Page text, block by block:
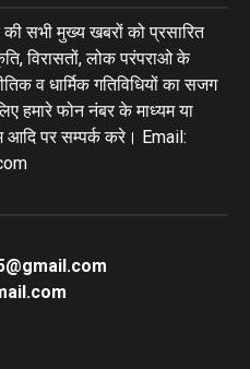
सभी मुख्य खबरों को प्रसारित
विरासतों, लोक परंपराओ के
व धार्मिक गतिविधियों का सजग
हमारे फोन नंबर के माध्यम या
पर सम्पर्क करे। Email: